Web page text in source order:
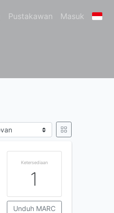
Pustakawan Masuk
Ketersediaan
1
Unduh MARC